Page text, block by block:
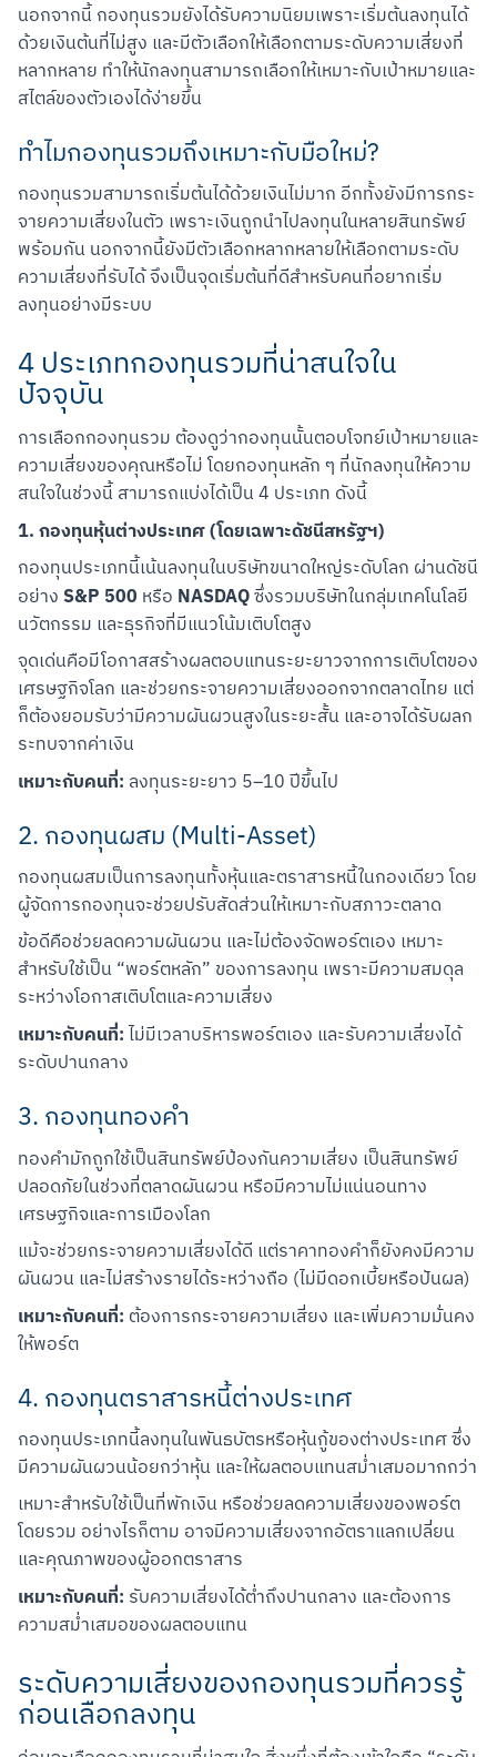
นอกจากนี้ กองทุนรวมยังได้รับความนิยมเพราะเริ่มต้นลงทุนได้
ด้วยเงินต้นที่ไม่สูง และมีตัวเลือกให้เลือกตามระดับความเสี่ยงที่
หลากหลาย ทำให้นักลงทุนสามารถเลือกให้เหมาะกับเป้าหมายและ
สไตล์ของตัวเองได้ง่ายขึ้น
ทำไมกองทุนรวมถึงเหมาะกับมือใหม่?
กองทุนรวมสามารถเริ่มต้นได้ด้วยเงินไม่มาก อีกทั้งยังมีการกระ
จายความเสี่ยงในตัว เพราะเงินถูกนำไปลงทุนในหลายสินทรัพย์
พร้อมกัน นอกจากนี้ยังมีตัวเลือกหลากหลายให้เลือกตามระดับ
ความเสี่ยงที่รับได้ จึงเป็นจุดเริ่มต้นที่ดีสำหรับคนที่อยากเริ่ม
ลงทุนอย่างมีระบบ
4 ประเภทกองทุนรวมที่น่าสนใจใน
ปัจจุบัน
การเลือกกองทุนรวม ต้องดูว่ากองทุนนั้นตอบโจทย์เป้าหมายและ
ความเสี่ยงของคุณหรือไม่ โดยกองทุนหลัก ๆ ที่นักลงทุนให้ความ
สนใจในช่วงนี้ สามารถแบ่งได้เป็น 4 ประเภท ดังนี้
1. กองทุนหุ้นต่างประเทศ (โดยเฉพาะดัชนีสหรัฐฯ)
กองทุนประเภทนี้เน้นลงทุนในบริษัทขนาดใหญ่ระดับโลก ผ่านดัชนี
อย่าง S&P 500 หรือ NASDAQ ซึ่งรวมบริษัทในกลุ่มเทคโนโลยี
นวัตกรรม และธุรกิจที่มีแนวโน้มเติบโตสูง
จุดเด่นคือมีโอกาสสร้างผลตอบแทนระยะยาวจากการเติบโตของ
เศรษฐกิจโลก และช่วยกระจายความเสี่ยงออกจากตลาดไทย แต่
ก็ต้องยอมรับว่ามีความผันผวนสูงในระยะสั้น และอาจได้รับผลก
ระทบจากค่าเงิน
เหมาะกับคนที่: ลงทุนระยะยาว 5–10 ปีขึ้นไป
2. กองทุนผสม (Multi-Asset)
กองทุนผสมเป็นการลงทุนทั้งหุ้นและตราสารหนี้ในกองเดียว โดย
ผู้จัดการกองทุนจะช่วยปรับสัดส่วนให้เหมาะกับสภาวะตลาด
ข้อดีคือช่วยลดความผันผวน และไม่ต้องจัดพอร์ตเอง เหมาะ
สำหรับใช้เป็น “พอร์ตหลัก” ของการลงทุน เพราะมีความสมดุล
ระหว่างโอกาสเติบโตและความเสี่ยง
เหมาะกับคนที่: ไม่มีเวลาบริหารพอร์ตเอง และรับความเสี่ยงได้
ระดับปานกลาง
3. กองทุนทองคำ
ทองคำมักถูกใช้เป็นสินทรัพย์ป้องกันความเสี่ยง เป็นสินทรัพย์
ปลอดภัยในช่วงที่ตลาดผันผวน หรือมีความไม่แน่นอนทาง
เศรษฐกิจและการเมืองโลก
แม้จะช่วยกระจายความเสี่ยงได้ดี แต่ราคาทองคำก็ยังคงมีความ
ผันผวน และไม่สร้างรายได้ระหว่างถือ (ไม่มีดอกเบี้ยหรือปันผล)
เหมาะกับคนที่: ต้องการกระจายความเสี่ยง และเพิ่มความมั่นคง
ให้พอร์ต
4. กองทุนตราสารหนี้ต่างประเทศ
กองทุนประเภทนี้ลงทุนในพันธบัตรหรือหุ้นกู้ของต่างประเทศ ซึ่ง
มีความผันผวนน้อยกว่าหุ้น และให้ผลตอบแทนสม่ำเสมอมากกว่า
เหมาะสำหรับใช้เป็นที่พักเงิน หรือช่วยลดความเสี่ยงของพอร์ต
โดยรวม อย่างไรก็ตาม อาจมีความเสี่ยงจากอัตราแลกเปลี่ยน
และคุณภาพของผู้ออกตราสาร
เหมาะกับคนที่: รับความเสี่ยงได้ต่ำถึงปานกลาง และต้องการ
ความสม่ำเสมอของผลตอบแทน
ระดับความเสี่ยงของกองทุนรวมที่ควรรู้
ก่อนเลือกลงทุน